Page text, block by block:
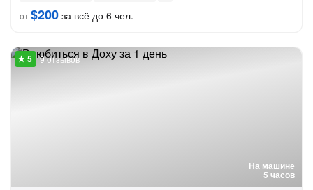
от$200 за всё до 6 чел.
На машине
5 часов
9 отзывов